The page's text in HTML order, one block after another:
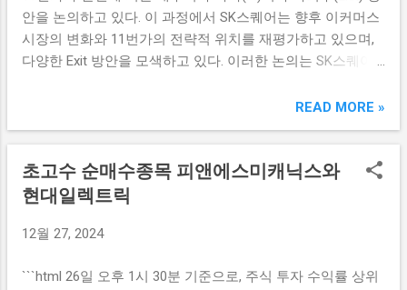
는 개인투자자들이 양도소득세를 막기 위해 매물을 급하게
처분하는 것이 아니라, 보다 나은 투자 환경을 조성하기 위한
발걸음을 내딛고 있다는 신호라고 할 수 있다. ...
온다. 이를 기반으로 기관들은 휴메딕스의 주가 상승을 기대
하며 보유 비중을 확대하고 있는 것으로 보인다. 또한, 휴메딕
스는 기업 대응 전략과 마케팅에서 더욱 공격적인 흐름을 보
안정적인 실적을 이어갈 가능성이 커지고 있다는 점에서도
기관의 추가 투자가 이뤄질 수 있음이 기대된다. 요약하면, 기
탕으로 공격적인 투자 전략을 펼치고 있는 중이다. 에스오에
스랩: 지속적인 기관 투자자들의 관심 에스오에스랩은 최근
관투자자들에게 지속적으로 인지도를 높이고 있다. 주로 생
력과 효과성을 기반으로 시장 점유율을 확대해 나가고 있다.
안을 논의하고 있다. 이 과정에서 SK스퀘어는 향후 이커머스
시장의 변화와 11번가의 전략적 위치를 재평가하고 있으며,
다양한 Exit 방안을 모색하고 있다. 이러한 논의는 SK스퀘어
고 있다. 1. SK스퀘어의 Exit 전략 재검토 SK스퀘어는 11번가
의 매각 실패를 계기로 새로운 Exit 전략을 재검토하고 있다.
11번가는 온라인 쇼핑 시장에서 중요한 역할을 하고 있지만,
최근 이커머스 시장의 변화에 따라 지속적인 성장을 보장하
기 어려운 상황이다. SK스퀘어는 이러한 시장 트렌드를 분석
현재 SK스퀘어는 다양한 재무적 투자자와의 논의를 통해 자
정에서 SK스퀘어는 11번가의 편리한 사용자 경험을 유지하
READ MORE »
초고수 순매수종목 피앤에스미캐닉스와
현대일렉트릭
12월 27, 2024
```html 26일 오후 1시 30분 기준으로, 주식 투자 수익률 상위